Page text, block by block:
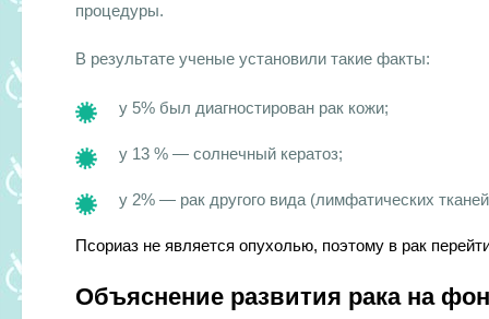
процедуры.
В результате ученые установили такие факты:
у 5% был диагностирован рак кожи;
у 13 % — солнечный кератоз;
у 2% — рак другого вида (лимфатических
Псориаз не является опухолью, поэтому в рак
Объяснение развития рака на